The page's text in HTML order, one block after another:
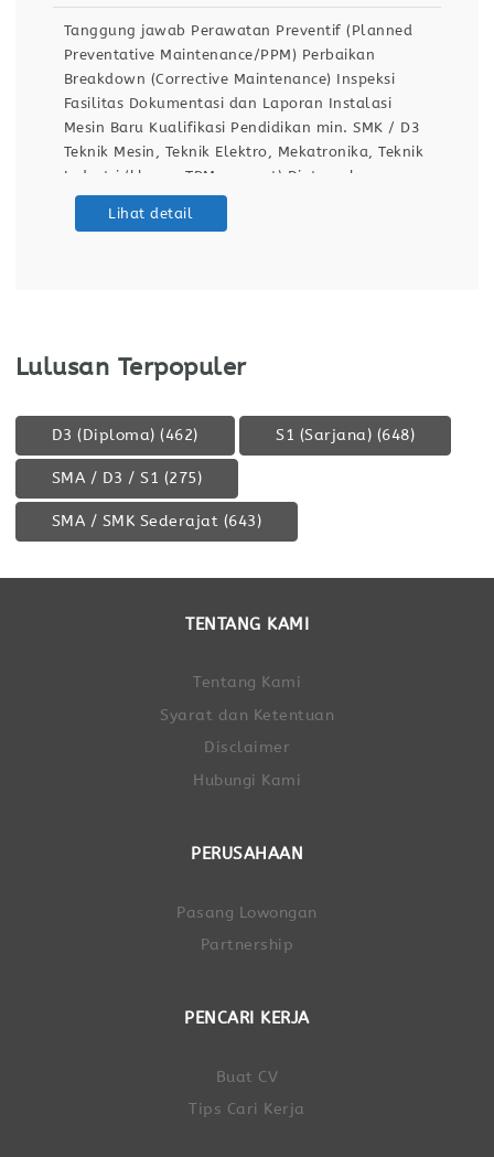
Tanggung jawab Perawatan Preventif (Planned
Preventative Maintenance/PPM) Perbaikan
Breakdown (Corrective Maintenance) Inspeksi
Fasilitas Dokumentasi dan Laporan Instalasi
Mesin Baru Kualifikasi Pendidikan min. SMK / D3
Teknik Mesin, Teknik Elektro, Mekatronika, Teknik
Industri (khusus TPM support) Diutamakan
memiliki pengalaman sebagai teknisi
pemeliharaan di industri manufaktur (lebih
Lihat detail
Lulusan Terpopuler
D3 (Diploma) (462) S1 (Sarjana) (648)
SMA / D3 / S1 (275)
SMA / SMK Sederajat (643)
TENTANG KAMI
Tentang Kami
Syarat dan Ketentuan
Disclaimer
Hubungi Kami
PERUSAHAAN
Pasang Lowongan
Partnership
PENCARI KERJA
Buat CV
Tips Cari Kerja